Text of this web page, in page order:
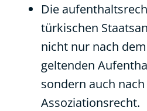
Die
türkischen
nicht nur nach
geltenden
sondern auch
Assoziationsrecht.